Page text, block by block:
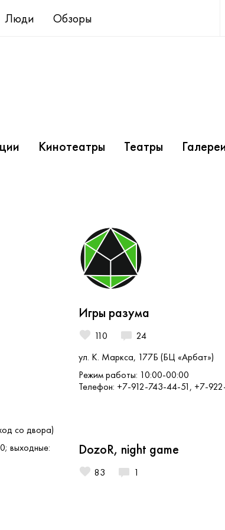
Люди Обзоры
Кинотеатры Театры
со двора)
выходные:
Игры разума
110
24
ул. К. Маркса, 177Б (БЦ «Арбат»)
Режим работы: 10:00-00:00
Телефон: +7-912-743-44-51, +7-
DozoR, night game
83 1